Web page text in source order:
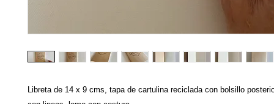
Libreta de 14 x 9 cms, tapa de cartulina reciclada con bolsillo